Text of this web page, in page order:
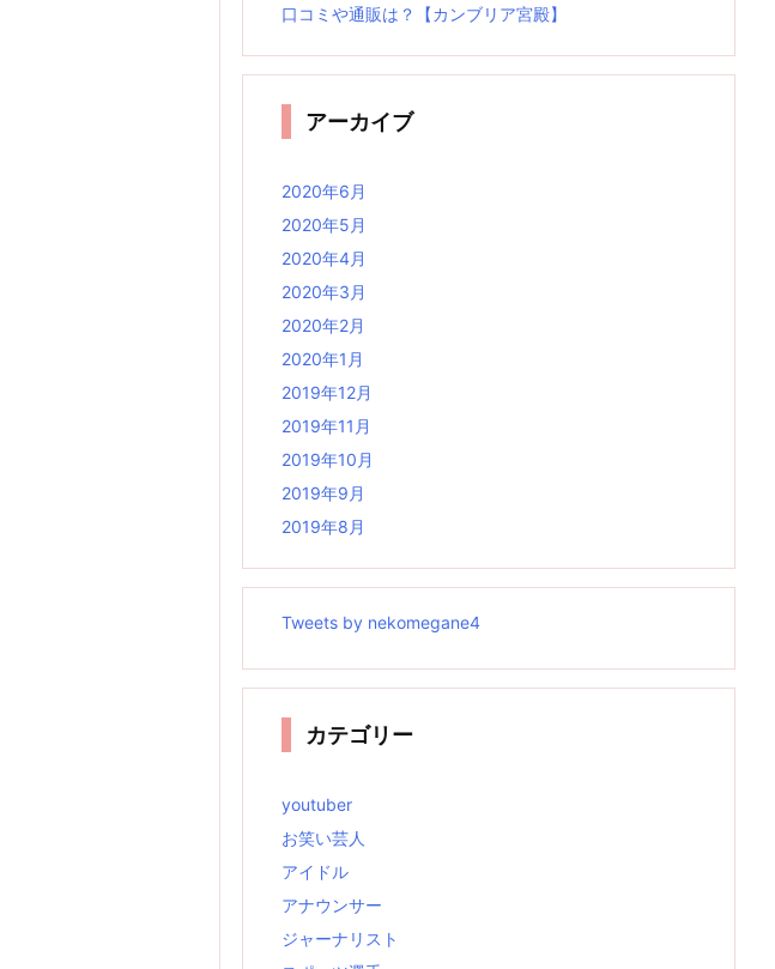
口コミや通販は？【カンブリア宮殿】
アーカイブ
2020年6月
2020年5月
2020年4月
2020年3月
2020年2月
2020年1月
2019年12月
2019年11月
2019年10月
2019年9月
2019年8月
Tweets by nekomegane4
カテゴリー
youtuber
お笑い芸人
アイドル
アナウンサー
ジャーナリスト